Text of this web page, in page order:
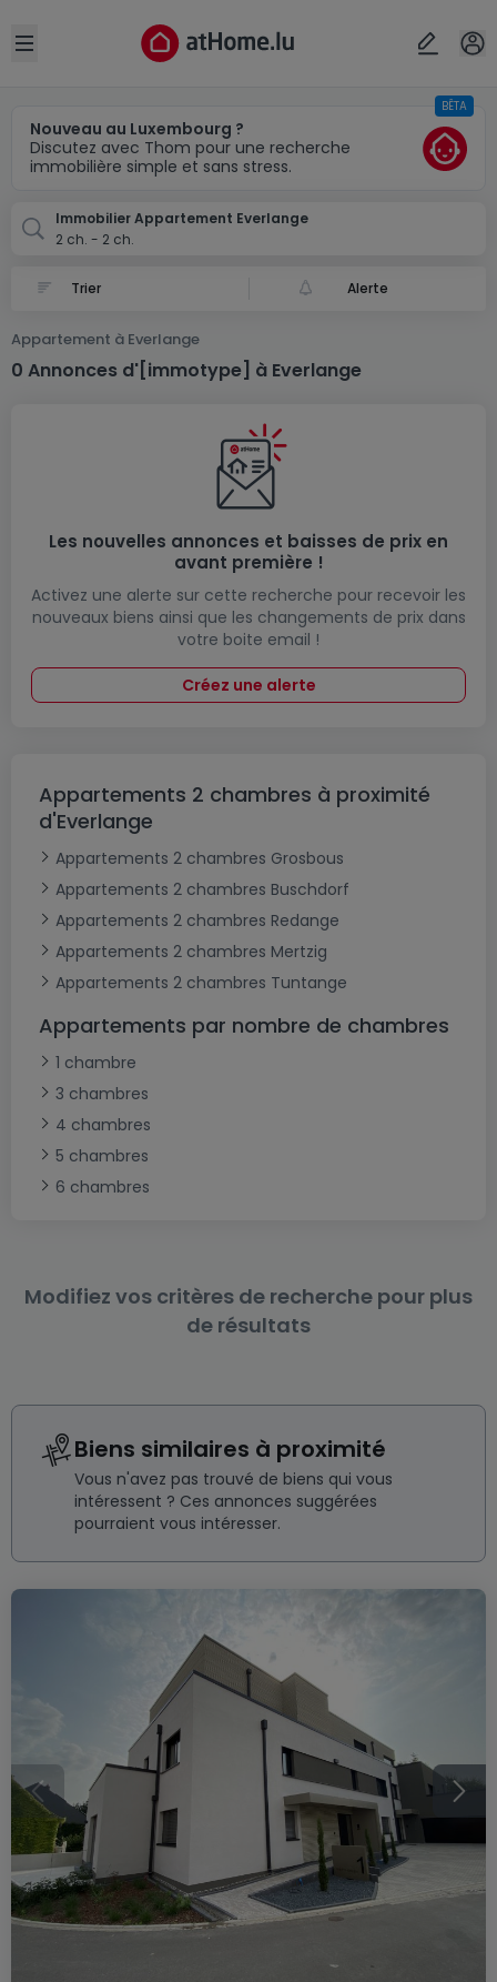
Open sidebar
Nouveau au Luxembourg ?
Discutez avec Thom pour une recherche
immobilière simple et sans stress.
BÊTA
Immobilier Appartement Everlange
2 ch. - 2 ch.
Alerte
Appartement à Everlange
0 Annonces d'[immotype] à Everlange
Les nouvelles annonces et baisses de prix en
avant première !
Activez une alerte sur cette recherche pour recevoir les
nouveaux biens ainsi que les changements de prix dans
votre boite email !
Créez une alerte
Appartements 2 chambres à proximité
d'Everlange
Appartements 2 chambres Grosbous
Appartements 2 chambres Buschdorf
Appartements 2 chambres Redange
Appartements 2 chambres Mertzig
Appartements 2 chambres Tuntange
Appartements par nombre de chambres
1 chambre
3 chambres
4 chambres
5 chambres
6 chambres
Modifiez vos critères de recherche pour plus
de résultats
Biens similaires à proximité
Vous n'avez pas trouvé de biens qui vous
intéressent ? Ces annonces suggérées
pourraient vous intéresser.
Localité(s)
Annuler OK